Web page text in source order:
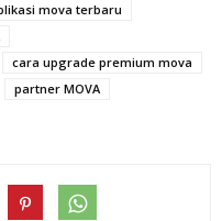
mova terbaru
cara upgrade premium mova
partner MOVA